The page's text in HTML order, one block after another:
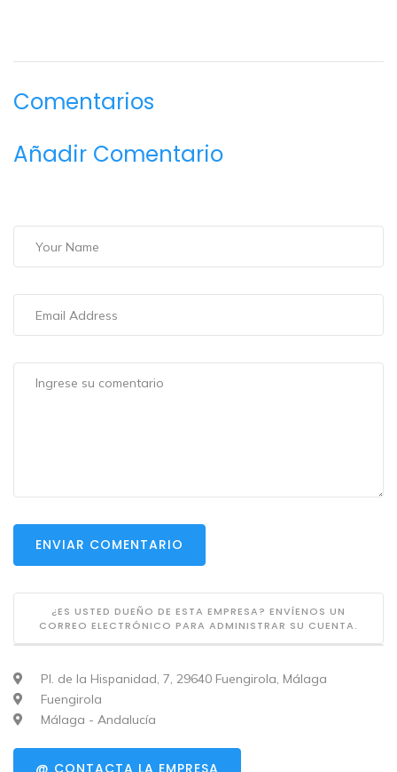
Comentarios
Añadir Comentario
ENVIAR COMENTARIO
¿ES USTED DUEÑO DE ESTA EMPRESA? ENVÍENOS UN
CORREO ELECTRÓNICO PARA ADMINISTRAR SU CUENTA.
Pl. de la Hispanidad, 7, 29640 Fuengirola, Málaga
Fuengirola
Málaga - Andalucía